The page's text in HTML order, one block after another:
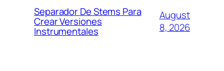
Separador De Stems Para
Crear Versiones
Instrumentales
August
8, 2026